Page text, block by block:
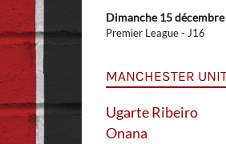
Dimanche 15
Premier League - J16
MANCHESTER
Ugarte Ribeiro
Onana